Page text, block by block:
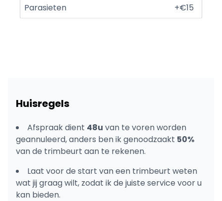
Parasieten
+€15
Huisregels
Afspraak dient 48u van te voren worden
geannuleerd, anders ben ik genoodzaakt 50%
van de trimbeurt aan te rekenen.
Laat voor de start van een trimbeurt weten
wat jij graag wilt, zodat ik de juiste service voor u
kan bieden.